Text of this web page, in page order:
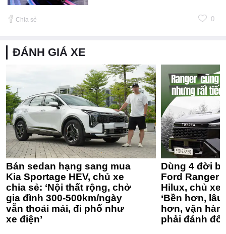
Chia sẻ 0
ĐÁNH GIÁ XE
Bán sedan hạng sang mua
Kia Sportage HEV, chủ xe
chia sẻ: ‘Nội thất rộng, chở
gia đình 300-500km/ngày
vẫn thoải mái, đi phố như
xe điện’
Dùng 4 đời
Ford Ranger
Hilux, chủ xe
‘Bền hơn,
hơn, vận
phải đánh